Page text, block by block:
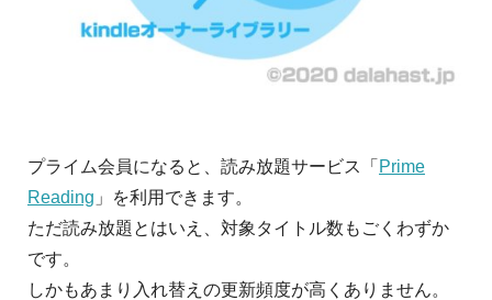
プライム会員になると、読み放題サービス「 Prime
Reading 」を利用できます。
ただ読み放題とはいえ、対象タイトル数もごくわずか
です。
しかもあまり入れ替えの更新頻度が高くありません。